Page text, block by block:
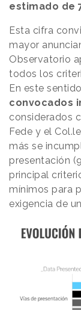
estimado de
Esta cifra
mayor
Observatorio
todos los
En este
convocados
considerados
Fede y el
más se
presentación
principal
mínimos para
exigencia de